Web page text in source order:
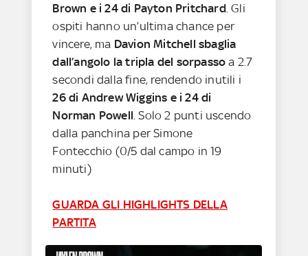
Brown e i 24 di Payton Pritchard. Gli
ospiti hanno un’ultima chance per
vincere, ma Davion Mitchell sbaglia
dall’angolo la tripla del sorpasso a 2.7
secondi dalla fine, rendendo inutili i
26 di Andrew Wiggins e i 24 di
Norman Powell . Solo 2 punti uscendo
dalla panchina per Simone
Fontecchio (0/5 dal campo in 19
minuti)
GUARDA GLI HIGHLIGHTS DELLA
PARTITA